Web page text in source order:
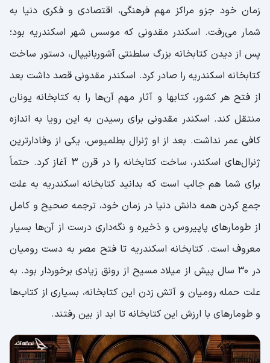
زمان خود جزو مراکز مهم فرهنگی، اقتصادی و فکری دنیا به
شمار می‌رفت. اسکندر مقدونی که موسس شهر اسکندریه بود؛
پس از دیدن کتابخانه بزرگ سلطنتی آشوربانیپال، دستور ساخت
کتابخانه اسکندریه را صادر کرد. اسکندر مقدونی قصد داشت بعد
از فتح هر کشور، کتابها و آثار مهم آن‌ها را به کتابخانه یونان
منتقل کند. اسکندر مقدونی برای رسیدن به این رویا به اندازه
کافی عمر نداشت. بعد از او ژنرال بطلمیوس، یکی از وفادارترین
ژنرال‌های اسکندر، ساخت کتابخانه را در قرن 3 آغاز کرد. حتماً
برای شما هم جالب است که بدانید کتابخانه اسکندریه به علت
جمع کردن همه دانش دنیا در زمان خود، ترجمه صحیح و کامل
از طومارهای پاپیروس و ذخیره و نگه‌داری درست از آن‌ها بسیار
معروف است. کتابخانه اسکندریه تا فتح مصر به دست رومیان
در 30 سال پیش از میلاد مسیح از رونق زیادی برخوردار بود. به
علت حمله رومیان و آتش زدن این کتابخانه، بسیاری از کتاب‌ها
و طومارهای با ارزش این کتابخانه تا ابد از بین رفتند.